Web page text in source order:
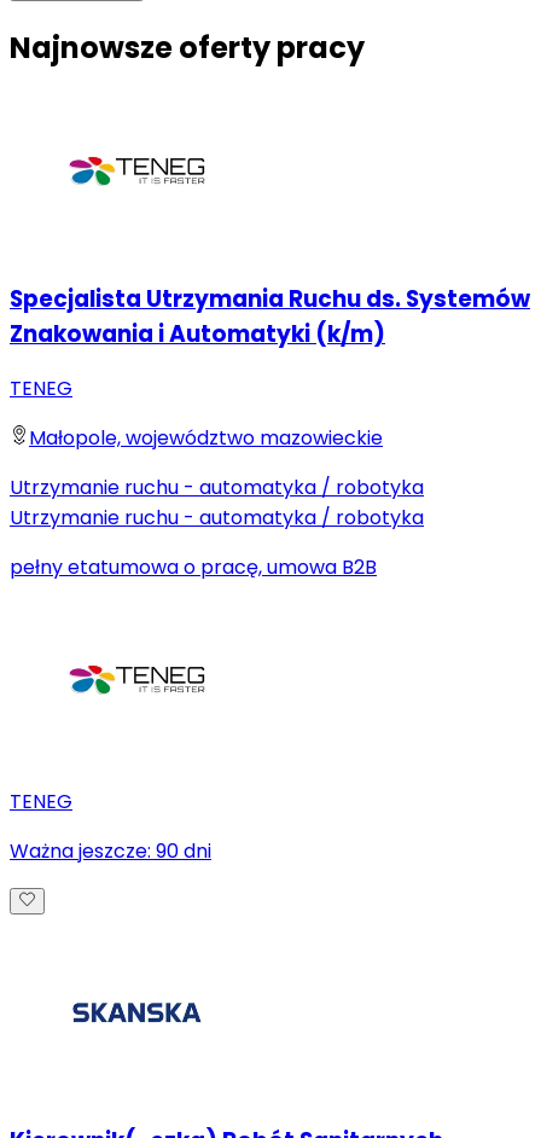
Najnowsze oferty pracy
Specjalista Utrzymania Ruchu ds. Systemów
Znakowania i Automatyki (k/m)
TENEG
Małopole, województwo mazowieckie
Utrzymanie ruchu - automatyka / robotyka
Utrzymanie ruchu - automatyka / robotyka
pełny etatumowa o pracę, umowa B2B
TENEG
Ważna jeszcze: 90dni